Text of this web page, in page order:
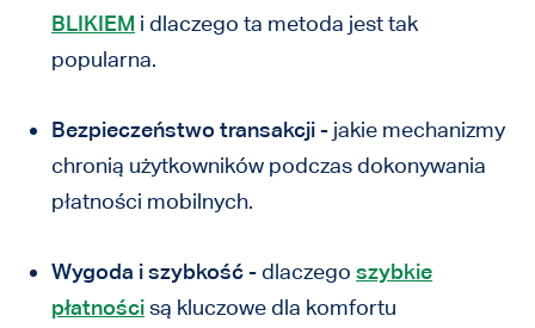
BLIKIEM i dlaczego ta metoda jest tak
popularna.
Bezpieczeństwo transakcji- jakie mechanizmy
chronią użytkowników podczas dokonywania
płatności mobilnych.
Wygoda i szybkość- dlaczegoszybkie
płatnościsą kluczowe dla komfortu